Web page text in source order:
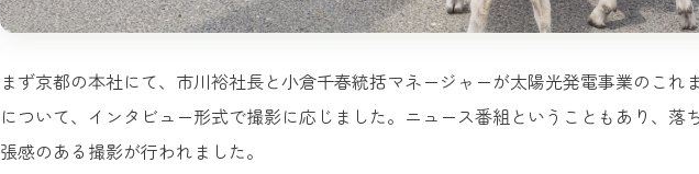
まず京都の本社にて、市川裕社長と小倉千春統括マネージャーが太陽光発電事業のこれ
について、インタビュー形式で撮影に応じました。ニュース番組ということもあり、落
張感のある撮影が行われました。